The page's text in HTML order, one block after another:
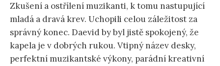
Zkušení a ostřílení muzikanti, k tomu nastupující
mladá a dravá krev. Uchopili celou záležitost za
správný konec. Daevid by byl jistě spokojený, že
kapela je v dobrých rukou. Vtipný název desky,
perfektní muzikantské výkony, parádní kreativní